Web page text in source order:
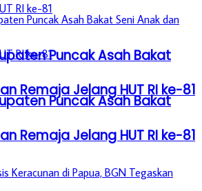
Puncak Asah Bakat
Remaja Jelang HUT RI ke-81
Puncak Asah Bakat
Remaja Jelang HUT RI ke-81